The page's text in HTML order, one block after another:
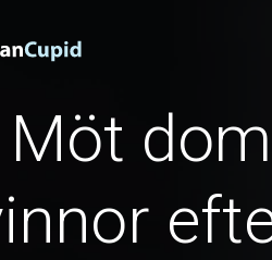
Möt